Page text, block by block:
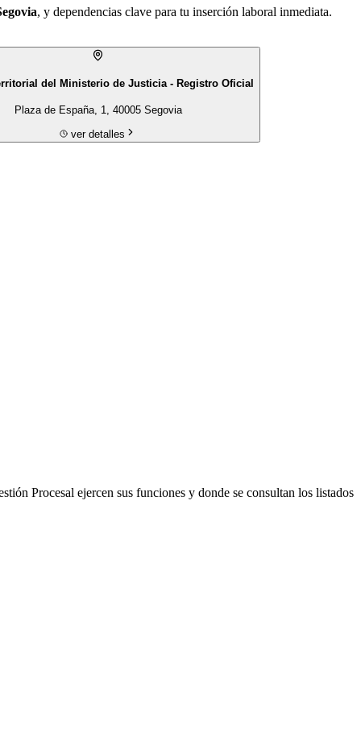
, y dependencias clave para tu inserción laboral inmediata.
del Ministerio de Justicia - Registro Oficial
Plaza de España, 1, 40005 Segovia
ver detalles
Procesal ejercen sus funciones y donde se consultan los listados